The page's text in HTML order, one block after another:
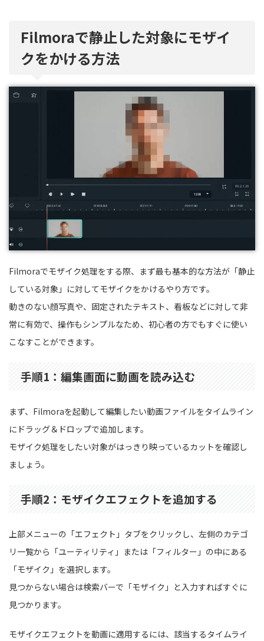
Filmoraで静止した対象にモザイ
クをかける方法
Filmoraでモザイク処理をする際、まず最も基本的な方法が「静止
している対象」に対してモザイクをかけるやり方です。
動きのない顔写真や、固定されたテキスト、看板などに対して非
常に有効で、操作もシンプルなため、初心者の方でもすぐに使い
こなすことができます。
手順1：編集画面に動画を読み込む
まず、Filmoraを起動して編集したい動画ファイルをタイムライン
にドラッグ＆ドロップで追加します。
モザイク処理をしたい対象がはっきり映っているカットを確認し
ましょう。
手順2：モザイクエフェクトを追加する
上部メニューの「エフェクト」タブをクリックし、左側のカテゴ
リ一覧から「ユーティリティ」または「フィルター」の中にある
「モザイク」を選択します。
見つからない場合は検索バーで「モザイク」と入力すればすぐに
見つかります。
モザイクエフェクトを動画に適用するには、該当するタイムライ